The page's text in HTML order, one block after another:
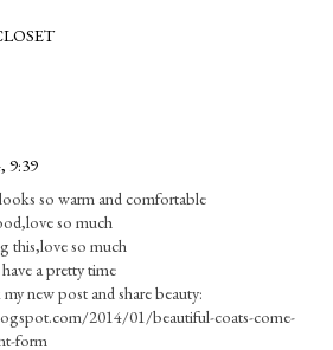
9:39
so warm and comfortable
so much
this,love so much
a pretty time
new post and share beauty:
2014/01/beautiful-coats-come-
form